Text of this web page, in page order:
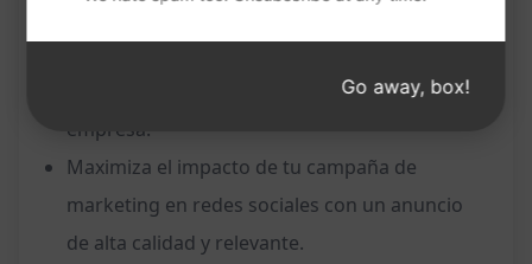
contratar un servicio o conocer más sobre tu
empresa.
Maximiza el impacto de tu campaña de
marketing en redes sociales con un anuncio
de alta calidad y relevante.
Go away, box!